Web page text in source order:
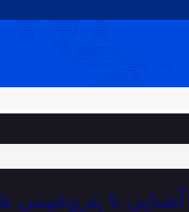
آشنایی با پتروشیمی